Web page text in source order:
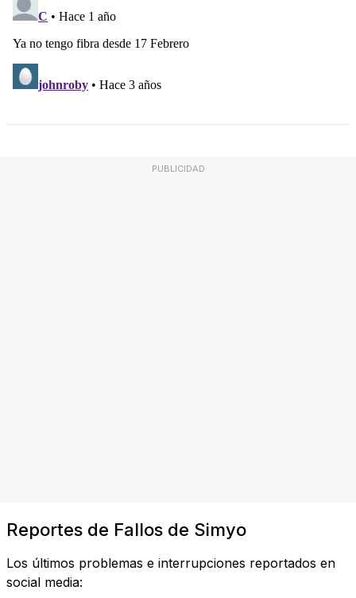
PUBLICIDAD
Reportes de Fallos de Simyo
Los últimos problemas e interrupciones reportados en
social media: